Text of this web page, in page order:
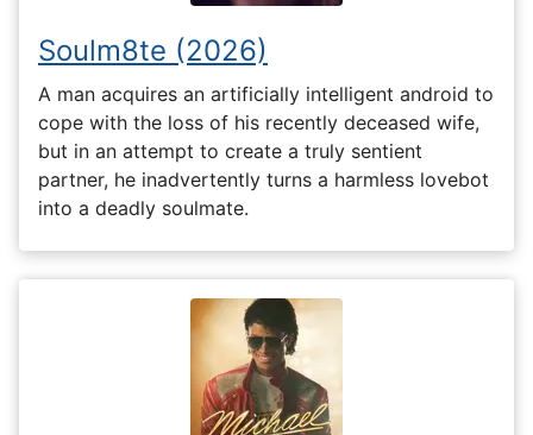
Soulm8te (2026)
A man acquires an artificially intelligent android to
cope with the loss of his recently deceased wife,
but in an attempt to create a truly sentient
partner, he inadvertently turns a harmless lovebot
into a deadly soulmate.